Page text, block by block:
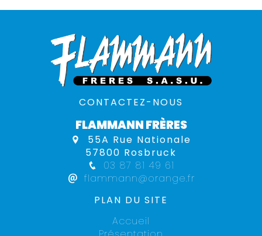
CONTACTEZ-NOUS
FLAMMANN FRÈRES
55A Rue Nationale
57800 Rosbruck
03 87 81 49 61
flammann@orange.fr
PLAN DU SITE
Accueil